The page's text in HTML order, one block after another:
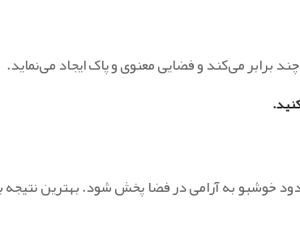
برابر می‌کند و فضایی معنوی و پاک ایجاد می‌نماید.
دود خوشبو به آرامی در فضا پخش شود. بهترین نتیجه